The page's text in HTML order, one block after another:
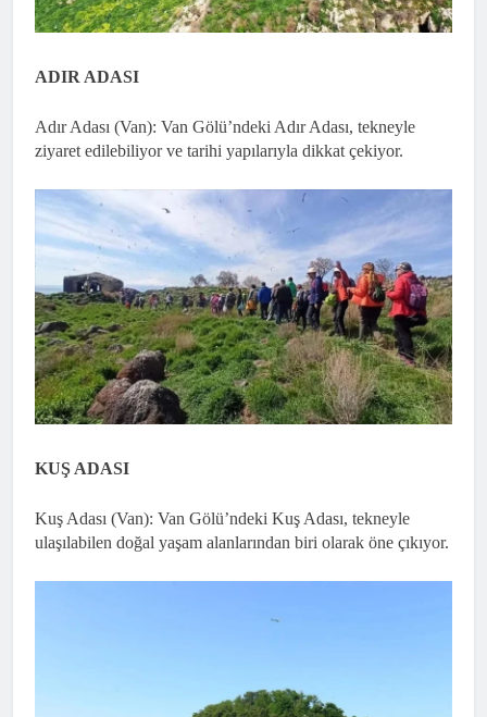
ADIR ADASI
Adır Adası (Van): Van Gölü’ndeki Adır Adası, tekneyle
ziyaret edilebiliyor ve tarihi yapılarıyla dikkat çekiyor.
KUŞ ADASI
Kuş Adası (Van): Van Gölü’ndeki Kuş Adası, tekneyle
ulaşılabilen doğal yaşam alanlarından biri olarak öne çıkıyor.